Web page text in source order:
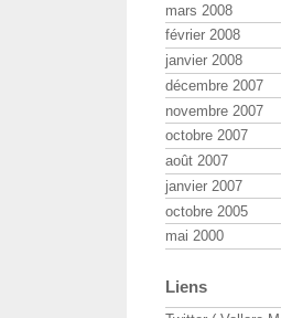
mars 2008
février 2008
janvier 2008
décembre 2007
novembre 2007
octobre 2007
août 2007
janvier 2007
octobre 2005
mai 2000
Liens